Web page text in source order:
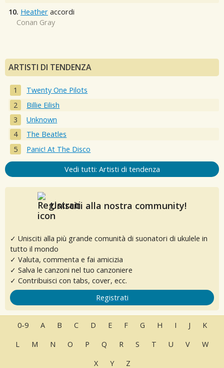
10. Heather accordi
Conan Gray
ARTISTI DI TENDENZA
Twenty One Pilots
Billie Eilish
Unknown
The Beatles
Panic! At The Disco
Vedi tutti: Artisti di tendenza
Unisciti alla nostra community!
✓ Unisciti alla più grande comunità di suonatori di ukulele in
tutto il mondo
✓ Valuta, commenta e fai amicizia
✓ Salva le canzoni nel tuo canzoniere
✓ Contribuisci con tabs, cover, ecc.
Registrati
0-9 A B C D E F G H I J
K
L
M N O P Q R S T U V
W
X
Y Z